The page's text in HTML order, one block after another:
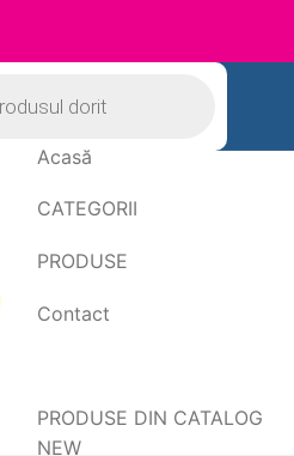
Acasă
CATEGORII
PRODUSE
Contact
PRODUSE DIN CATALOG
NEW